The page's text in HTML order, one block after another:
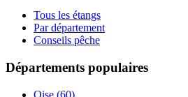
Tous les étangs
Par département
Conseils pêche
Départements populaires
Oise (60)